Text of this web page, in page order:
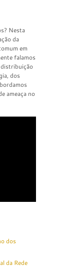
Nesta
da
em
falamos
distribuição
dos
ameaça no
dos
da Rede